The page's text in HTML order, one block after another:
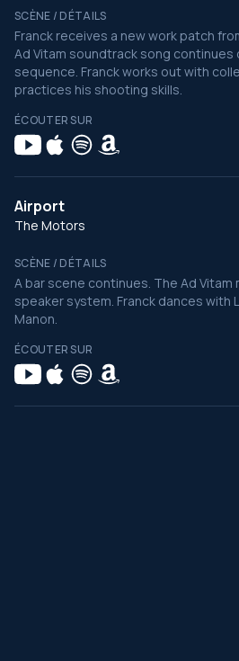
SCÈNE / DÉTAILS
Franck receives a new work patch
Ad Vitam soundtrack song continues
sequence. Franck works out with
practices his shooting skills.
ÉCOUTER SUR
Airport
The Motors
SCÈNE / DÉTAILS
A bar scene continues. The Ad Vitam
speaker system. Franck dances with
Manon.
ÉCOUTER SUR